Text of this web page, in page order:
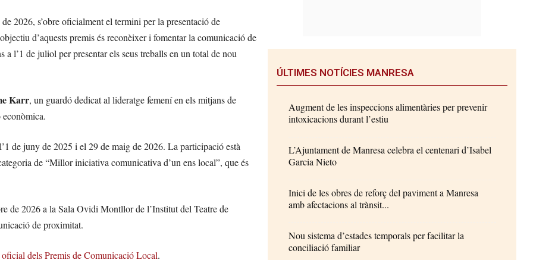
2026, s’obre oficialment el termini per la presentació de
d’aquests premis és reconèixer i fomentar la comunicació de
l’1 de juliol per presentar els seus treballs en un total de nou
Karr, un guardó dedicat al lideratge femení en els mitjans de
econòmica.
de juny de 2025 i el 29 de maig de 2026. La participació està
de “Millor iniciativa comunicativa d’un ens local”, que és
de 2026 a la Sala Ovidi Montllor de l’Institut del Teatre de
de proximitat.
dels Premis de Comunicació Local.
ÚLTIMES NOTÍCIES MANRESA
Augment de les inspeccions alimentàries per prevenir
intoxicacions durant l’estiu
L’Ajuntament de Manresa celebra el centenari d’Isabel
Garcia Nieto
Inici de les obres de reforç del paviment a Manresa
amb afectacions al trànsit...
Nou sistema d’estades temporals per facilitar la
conciliació familiar